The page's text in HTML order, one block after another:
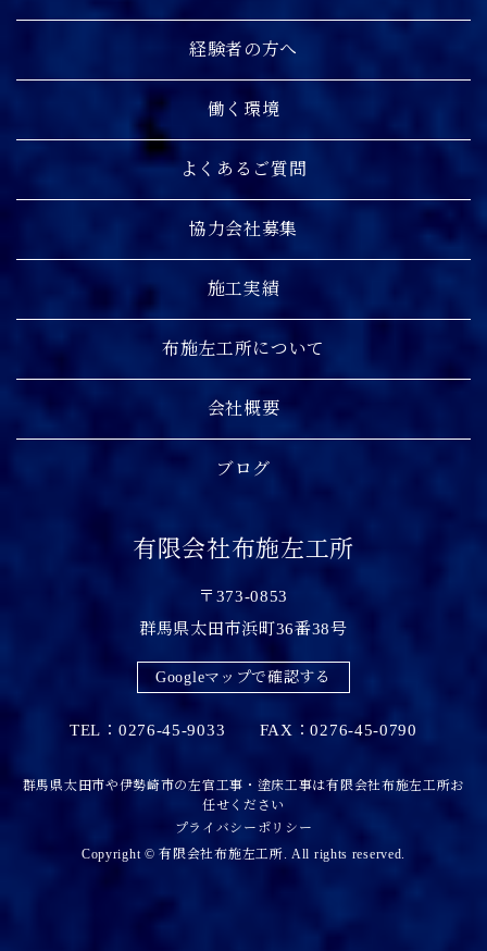
経験者の方へ
働く環境
よくあるご質問
協力会社募集
施工実績
布施左工所について
会社概要
ブログ
有限会社布施左工所
〒373-0853
群馬県太田市浜町36番38号
Googleマップで確認する
TEL：0276-45-9033 FAX：0276-45-0790
群馬県太田市や伊勢崎市の左官工事・塗床工事は有限会社布施左工所お
任せください
プライバシーポリシー
Copyright © 有限会社布施左工所. All rights reserved.